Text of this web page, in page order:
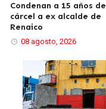
Condenan a 15 años de
cárcel a ex alcalde de
Renaico
08 agosto, 2026